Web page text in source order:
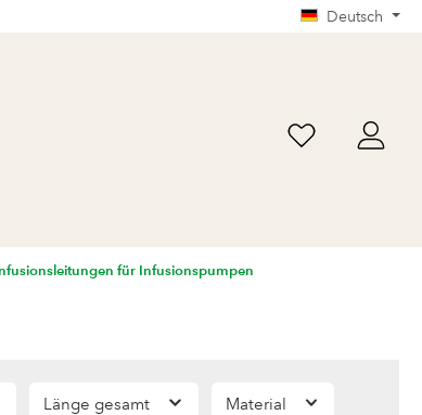
Deutsch
für Infusionspumpen
Länge gesamt Material